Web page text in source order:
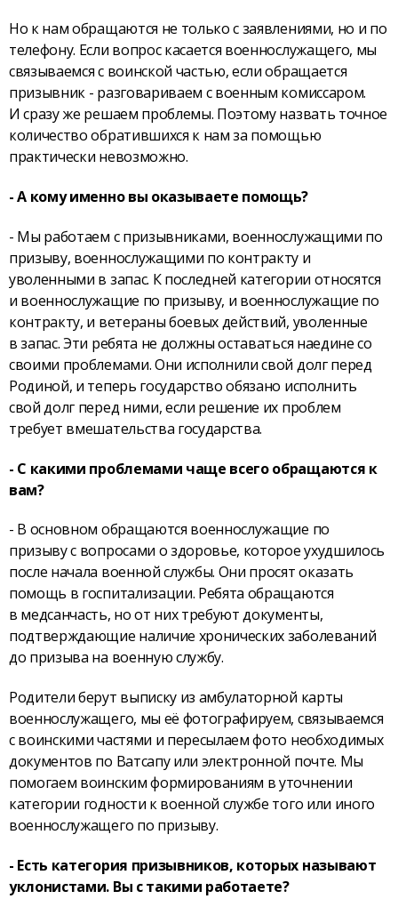
Но к нам обращаются не только с заявлениями, но и по
телефону. Если вопрос касается военнослужащего, мы
связываемся с воинской частью, если обращается
призывник - разговариваем с военным комиссаром.
И сразу же решаем проблемы. Поэтому назвать точное
количество обратившихся к нам за помощью
практически невозможно.
- А кому именно вы оказываете помощь?
- Мы работаем с призывниками, военнослужащими по
призыву, военнослужащими по контракту и
уволенными в запас. К последней категории относятся
и военнослужащие по призыву, и военнослужащие по
контракту, и ветераны боевых действий, уволенные
в запас. Эти ребята не должны оставаться наедине со
своими проблемами. Они исполнили свой долг перед
Родиной, и теперь государство обязано исполнить
свой долг перед ними, если решение их проблем
требует вмешательства государства.
- С какими проблемами чаще всего обращаются к
вам?
- В основном обращаются военнослужащие по
призыву с вопросами о здоровье, которое ухудшилось
после начала военной службы. Они просят оказать
помощь в госпитализации. Ребята обращаются
в медсанчасть, но от них требуют документы,
подтверждающие наличие хронических заболеваний
до призыва на военную службу.
Родители берут выписку из амбулаторной карты
военнослужащего, мы её фотографируем, связываемся
с воинскими частями и пересылаем фото необходимых
документов по Ватсапу или электронной почте. Мы
помогаем воинским формированиям в уточнении
категории годности к военной службе того или иного
военнослужащего по призыву.
- Есть категория призывников, которых называют
уклонистами. Вы с такими работаете?